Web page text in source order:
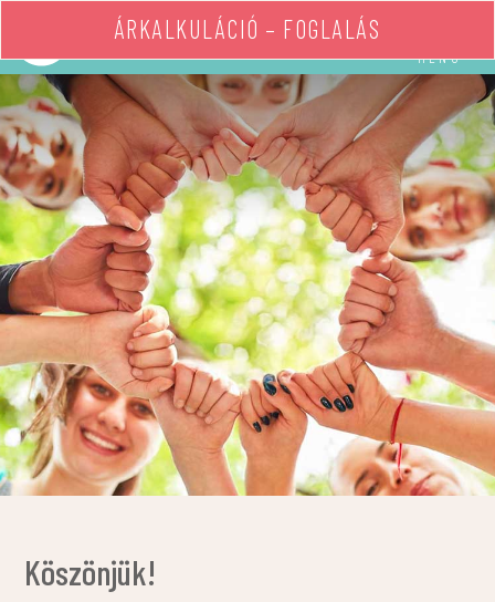
MENÜ
ÁRKALKULÁCIÓ – FOGLALÁS
Köszönjük!